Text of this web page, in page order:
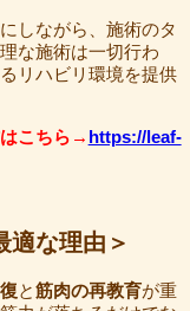
しながら、施術のタ
な施術は一切行わ
リハビリ環境を提供
こちら→ https://leaf-
適な理由＞
と筋肉の再教育が重